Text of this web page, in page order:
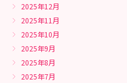
2025年12月
2025年11月
2025年10月
2025年9月
2025年8月
2025年7月